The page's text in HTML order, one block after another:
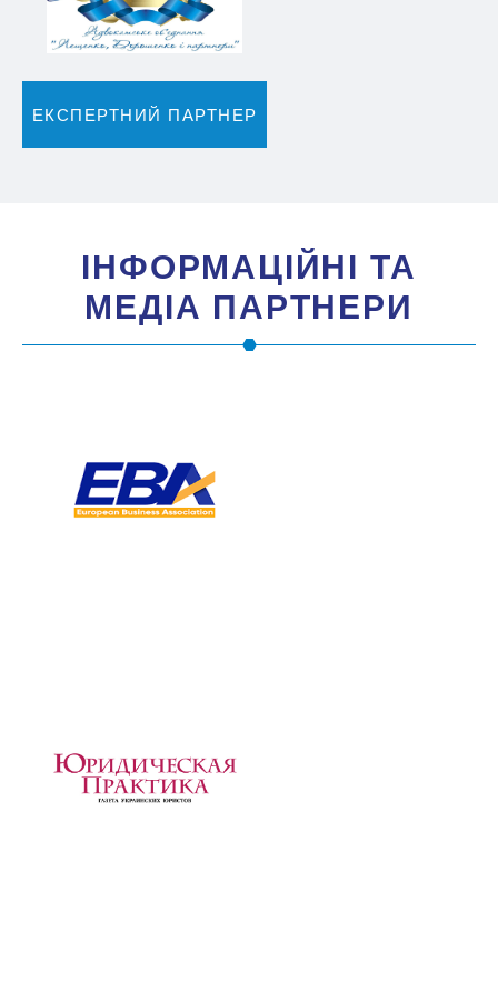
ЕКСПЕРТНИЙ ПАРТНЕР
IНФОРМАЦIЙНI ТА
МЕДIА ПАРТНЕРИ